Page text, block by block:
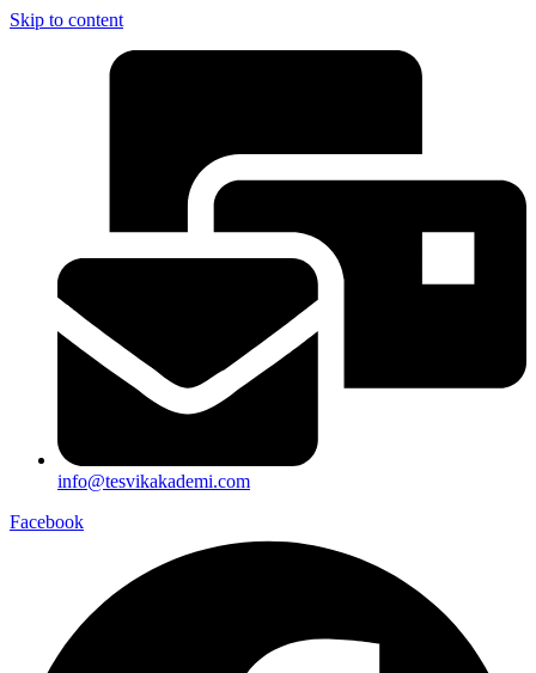
Skip to content
info@tesvikakademi.com
Facebook